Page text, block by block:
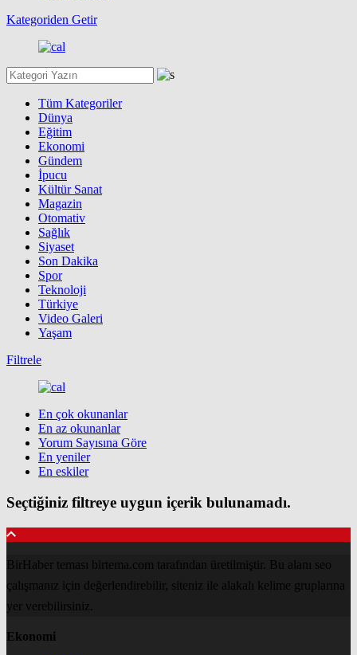
Kategoriden Getir
Tüm Kategoriler
Dünya
Eğitim
Ekonomi
Gündem
İpucu
Kültür Sanat
Magazin
Otomativ
Sağlık
Siyaset
Son Dakika
Spor
Teknoloji
Türkiye
Video Galeri
Yaşam
Filtrele
En çok okunanlar
En az okunanlar
Yorum Sayısına Göre
En yeniler
En eskiler
Seçtiğiniz filtreye uygun içerik bulunamadı.
BirHaber teması birtema.com tarafından üretilmiştir. Bu alanı seo
çalışmanız için değerlendirebilir, siteniz ile alakalı kelime gruplarına
yer verebilirsiniz.
Ekonomi